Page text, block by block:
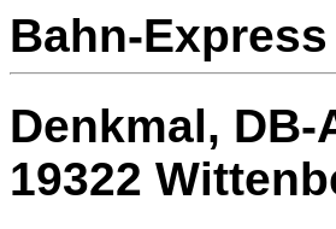
Bahn-Express
Denkmal,
19322